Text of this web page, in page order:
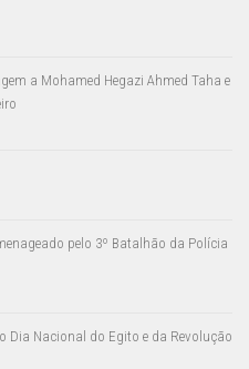
a Mohamed Hegazi Ahmed Taha e
pelo 3º Batalhão da Polícia
Dia Nacional do Egito e da Revolução